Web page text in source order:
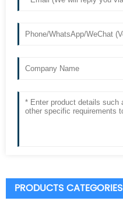
PRODUCTS CATEGORIES